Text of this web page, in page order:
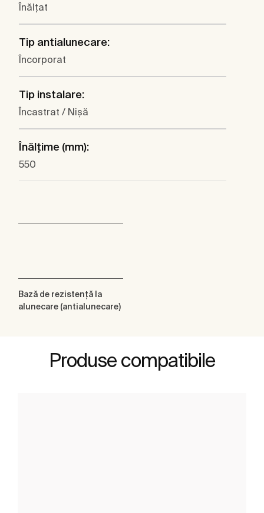
Înălţat
Tip antialunecare:
Încorporat
Tip instalare:
Încastrat / Nişă
Înălţime (mm):
550
Bază de rezistenţă la
alunecare (antialunecare)
Produse compatibile